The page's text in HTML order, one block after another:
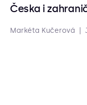
Česka i
Markéta Kučerová